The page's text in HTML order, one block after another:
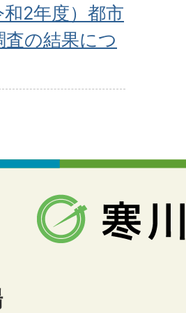
和2年度）都市
査の結果につ